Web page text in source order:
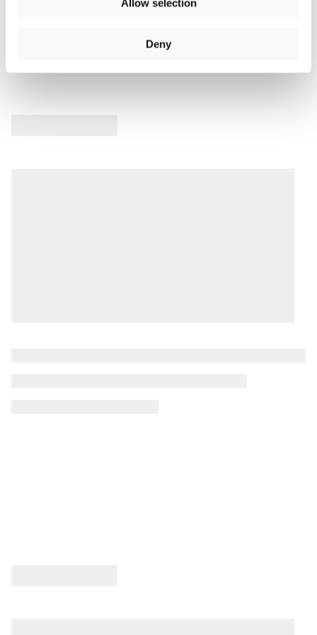
Allow selection
Deny